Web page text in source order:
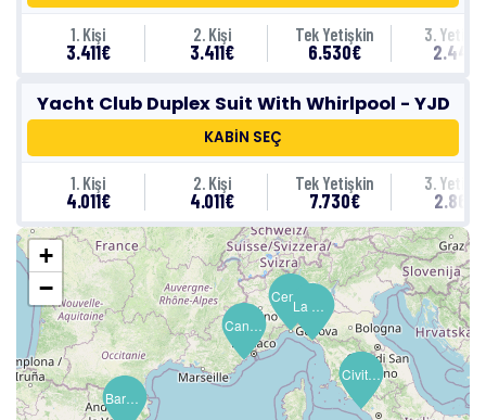
1. Kişi
3.411€
2. Kişi
3.411€
Tek Yetişkin
6.530€
3.
2.441€
Yacht Club Duplex Suit With Whirlpool - YJD
KABİN SEÇ
1. Kişi
4.011€
2. Kişi
4.011€
Tek Yetişkin
7.730€
3.
2.861€
Civitavecchia (Roma)
Barselona
Cannes
La Spezia (Cinque Terre)
Civitavecchia (Roma)
+
−